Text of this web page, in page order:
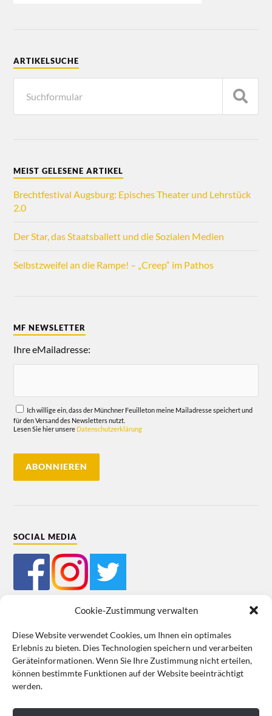
Cookie-Zustimmung verwalten
Diese Website verwendet Cookies, um Ihnen ein optimales
Erlebnis zu bieten. Dies Technologien speichern und verarbeiten
Geräteinformationen. Wenn Sie Ihre Zustimmung nicht erteilen,
können bestimmte Funktionen auf der Website beeinträchtigt
werden.
ARTIKELSUCHE
MEIST GELESENE ARTIKEL
Brechtfestival Augsburg: Episches Theater und Lehrstück
2.0
Der Star, das Staatsballett und die Sozialen Medien
Selbstzweifel an die Rampe! – „Creep“ im Pathos
MF NEWSLETTER
Ihre eMailadresse:
Ich willige ein, dass der Münchner Feuilleton meine Mailadresse speichert und
für den Versand des Newsletters nutzt.
Lesen Sie hier unsere Datenschutzerklärung
SOCIAL MEDIA
Impressum Datenschutz Cookie-Richtlinie (EU) AGB